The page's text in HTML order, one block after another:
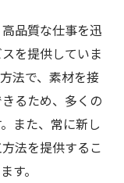
品質な仕事を迅
を提供していま
法で、素材を接
るため、多くの
また、常に新し
法を提供するこ
す。